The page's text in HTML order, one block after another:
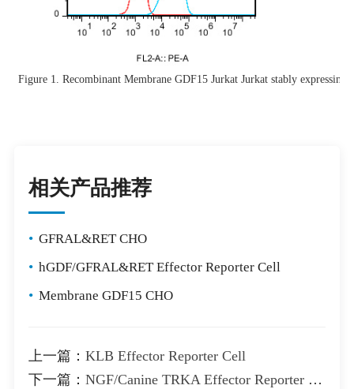
Figure 1. Recombinant Membrane GDF15 Jurkat Jurkat stably expressing
相关产品推荐
• GFRAL&RET CHO
• hGDF/GFRAL&RET Effector Reporter Cell
• Membrane GDF15 CHO
上一篇： KLB Effector Reporter Cell
下一篇： NGF/Canine TRKA Effector Reporter Cell